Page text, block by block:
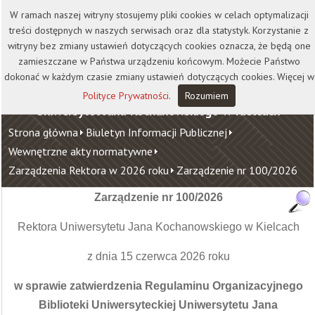
Kontakt Biblioteka
Wydawnictwo
Wirtualna Uczelnia
Uniwersytet Jana Kochanowskiego w Kielcach
Strona główna Biuletyn Informacji Publicznej
Wewnętrzne akty normatywne
Zarządzenia Rektora w 2026 roku Zarządzenie nr 100/2026
Zarządzenie nr 100/2026
Rektora Uniwersytetu Jana Kochanowskiego w Kielcach
z dnia 15 czerwca 2026 roku
w sprawie zatwierdzenia Regulaminu Organizacyjnego
Biblioteki Uniwersyteckiej Uniwersytetu Jana
W ramach naszej witryny stosujemy pliki cookies w celach optymalizacji
treści dostępnych w naszych serwisach oraz dla statystyk. Korzystanie z
witryny bez zmiany ustawień dotyczących cookies oznacza, że będą one
zamieszczane w Państwa urządzeniu końcowym. Możecie Państwo
dokonać w każdym czasie zmiany ustawień dotyczących cookies. Więcej w
Polityce Prywatności. Rozumiem